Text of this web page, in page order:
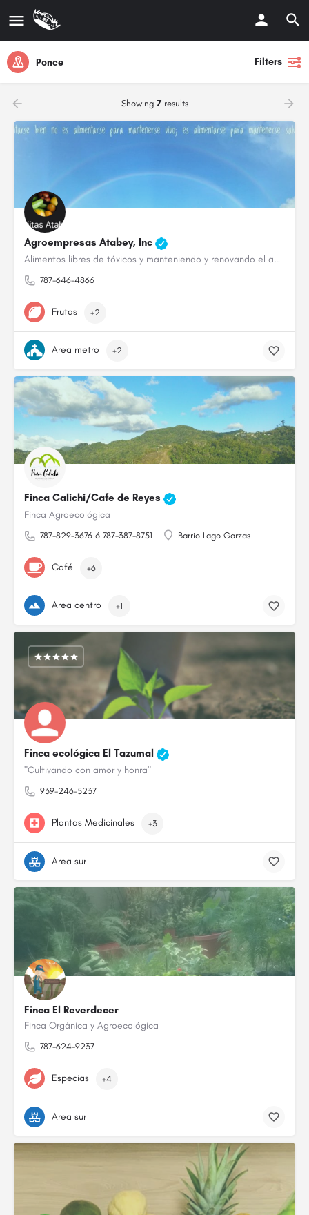
Ponce Filters
Showing 7results
Agroempresas Atabey, Inc
Alimentos libres de tóxicos y manteniendo y renovando el ambiente
787-646-4866
Frutas +2
Area metro +2
Finca Calichi/Cafe de Reyes
Finca Agroecológica
787-829-3676 ó 787-387-8751 Barrio Lago Garzas
Café +6
Area centro +1
Finca ecológica El Tazumal
"Cultivando con amor y honra"
939-246-5237
Plantas Medicinales +3
Area sur
Finca El Reverdecer
Finca Orgánica y Agroecológica
787-624-9237
Especias +4
Area sur